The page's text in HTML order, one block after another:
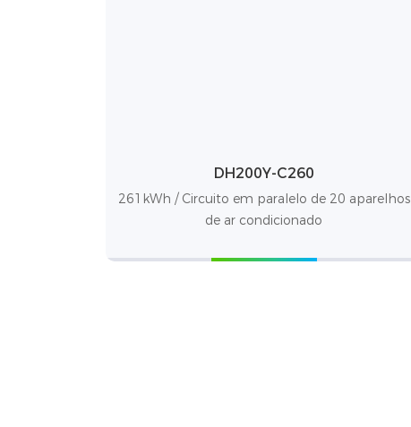
DH200Y-C260
261kWh / Circuito em paralelo de 20 aparelhos
de ar condicionado